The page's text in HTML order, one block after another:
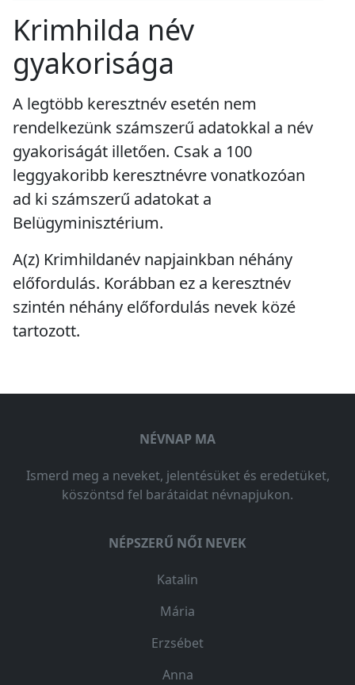
Krimhilda név
gyakorisága
A legtöbb keresztnév esetén nem
rendelkezünk számszerű adatokkal a név
gyakoriságát illetően. Csak a 100
leggyakoribb keresztnévre vonatkozóan
ad ki számszerű adatokat a
Belügyminisztérium.
A(z) Krimhildanév napjainkban néhány
előfordulás. Korábban ez a keresztnév
szintén néhány előfordulás nevek közé
tartozott.
NÉVNAP MA
Ismerd meg a neveket, jelentésüket és eredetüket,
köszöntsd fel barátaidat névnapjukon.
NÉPSZERŰ NŐI NEVEK
Katalin
Mária
Erzsébet
Anna